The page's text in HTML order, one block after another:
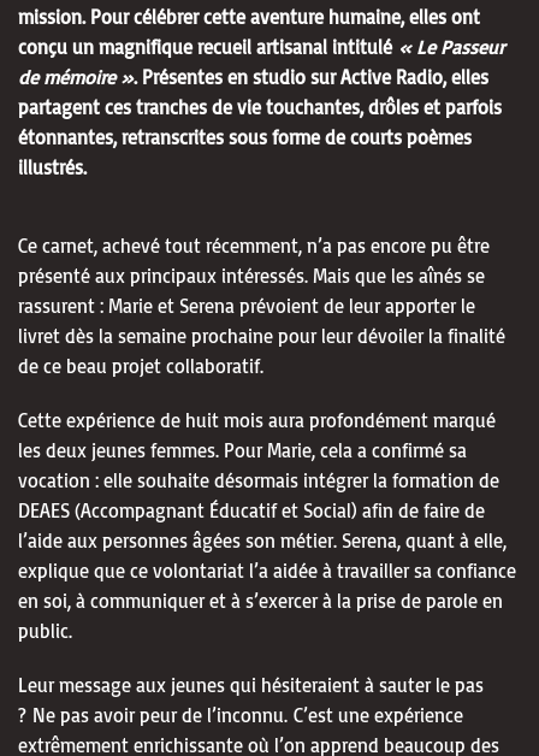
mission. Pour célébrer cette aventure humaine, elles ont
conçu un magnifique recueil artisanal intitulé « Le Passeur
de mémoire ». Présentes en studio sur Active Radio, elles
partagent ces tranches de vie touchantes, drôles et parfois
étonnantes, retranscrites sous forme de courts poèmes
illustrés.
Ce carnet, achevé tout récemment, n’a pas encore pu être
présenté aux principaux intéressés. Mais que les aînés se
rassurent : Marie et Serena prévoient de leur apporter le
livret dès la semaine prochaine pour leur dévoiler la finalité
de ce beau projet collaboratif.
Cette expérience de huit mois aura profondément marqué
les deux jeunes femmes. Pour Marie, cela a confirmé sa
vocation : elle souhaite désormais intégrer la formation de
DEAES (Accompagnant Éducatif et Social) afin de faire de
l’aide aux personnes âgées son métier. Serena, quant à elle,
explique que ce volontariat l’a aidée à travailler sa confiance
en soi, à communiquer et à s’exercer à la prise de parole en
public.
Leur message aux jeunes qui hésiteraient à sauter le pas
? Ne pas avoir peur de l’inconnu. C’est une expérience
extrêmement enrichissante où l’on apprend beaucoup des